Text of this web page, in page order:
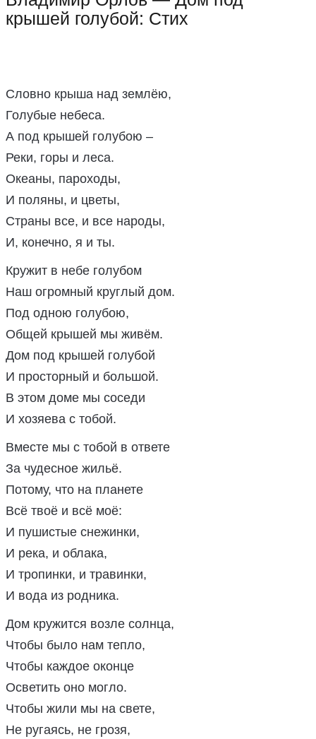
крышей голубой: Стих
Словно крыша над землёю,
Голубые небеса.
А под крышей голубою –
Реки, горы и леса.
Океаны, пароходы,
И поляны, и цветы,
Страны все, и все народы,
И, конечно, я и ты.
Кружит в небе голубом
Наш огромный круглый дом.
Под одною голубою,
Общей крышей мы живём.
Дом под крышей голубой
И просторный и большой.
В этом доме мы соседи
И хозяева с тобой.
Вместе мы с тобой в ответе
За чудесное жильё.
Потому, что на планете
Всё твоё и всё моё:
И пушистые снежинки,
И река, и облака,
И тропинки, и травинки,
И вода из родника.
Дом кружится возле солнца,
Чтобы было нам тепло,
Чтобы каждое оконце
Осветить оно могло.
Чтобы жили мы на свете,
Не ругаясь, не грозя,